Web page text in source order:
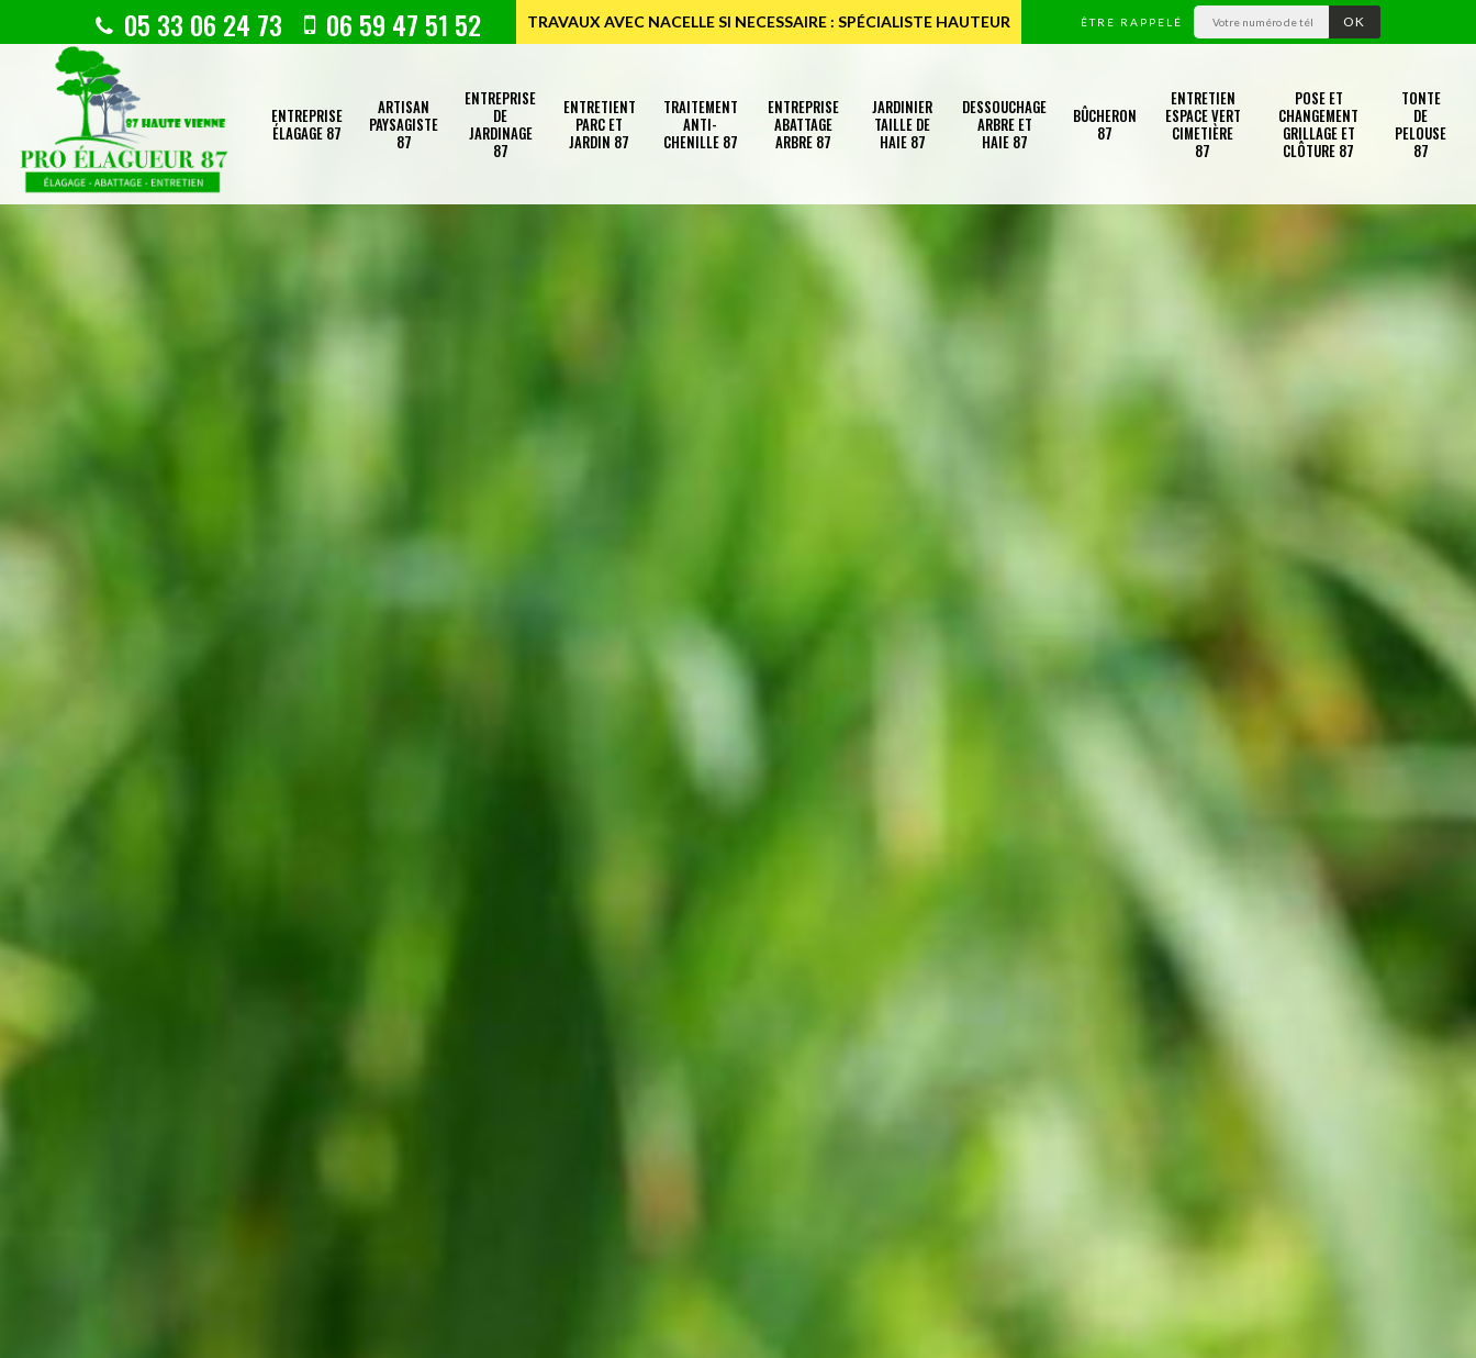
05 33 06 24 73 06 59 47 51 52 TRAVAUX AVEC NACELLE SI NECESSAIRE : SPÉCIALISTE HAUTEUR ÊTRE RAPPELÉ
ENTREPRISE
ÉLAGAGE 87
ARTISAN
PAYSAGISTE
87
ENTREPRISE
DE
JARDINAGE
87
ENTRETIENT
PARC ET
JARDIN 87
TRAITEMENT
ANTI-
CHENILLE 87
ENTREPRISE
ABATTAGE
ARBRE 87
JARDINIER
TAILLE DE
HAIE 87
DESSOUCHAGE
ARBRE ET
HAIE 87
BÛCHERON
87
ENTRETIEN
ESPACE VERT
CIMETIÈRE
87
POSE ET
CHANGEMENT
GRILLAGE ET
CLÔTURE 87
TONTE
DE
PELOUSE
87